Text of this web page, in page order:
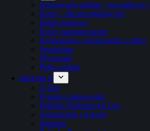
Nurkowanie próbne - początkujący
Kursy - dla początkujących
Pakiet nurkowy
Kursy zaawansowane
Kajakarstwo i nurkowanie z rurką
Snorkeling
Wycieczki
Pełny cennik
Informacje
O Nas
Pytania i odpowiedzi
Polityka Najlepszych Cen
Anulowanie i Zwroty
Warunki